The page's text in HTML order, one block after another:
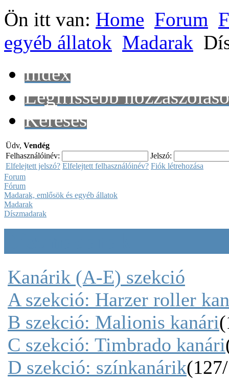
Ön itt van: Home Forum
egyéb állatok Madarak
Index
Legfrissebb
Keresés
Üdv, Vendég
Felhasználóinév:
Jelszó:
Elfelejtett jelszó? Elfelejtett felhasználóinév? Fiók létrehozása
Forum
Fórum
Madarak, emlősök és egyéb állatok
Madarak
Díszmadarak
Kanárik (A-E) szekció
A szekció: Harzer roller
B szekció: Malionis kanári
C szekció: Timbrado kanári
D szekció: színkanárik